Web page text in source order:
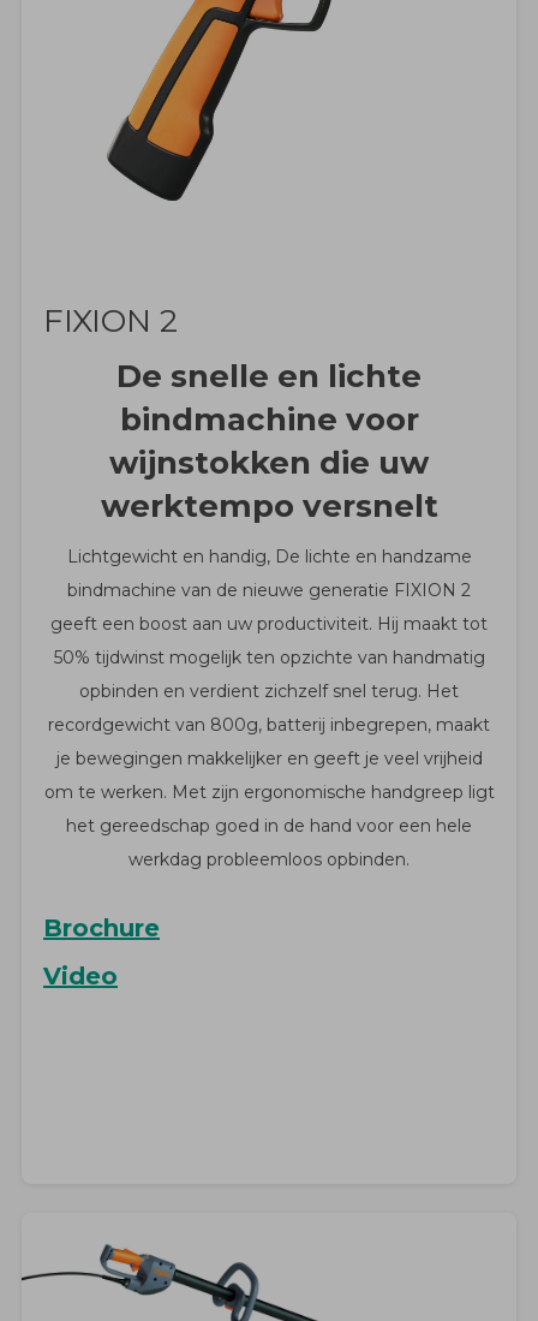
FIXION 2
De snelle en lichte
bindmachine voor
wijnstokken die uw
werktempo versnelt
Lichtgewicht en handig, De lichte en handzame
bindmachine van de nieuwe generatie FIXION 2
geeft een boost aan uw productiviteit. Hij maakt tot
50% tijdwinst mogelijk ten opzichte van handmatig
opbinden en verdient zichzelf snel terug. Het
recordgewicht van 800g, batterij inbegrepen, maakt
je bewegingen makkelijker en geeft je veel vrijheid
om te werken. Met zijn ergonomische handgreep ligt
het gereedschap goed in de hand voor een hele
werkdag probleemloos opbinden.
Brochure
Video